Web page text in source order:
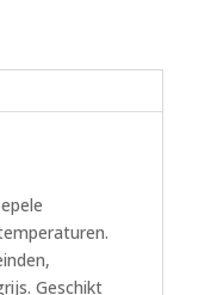
Geschikt